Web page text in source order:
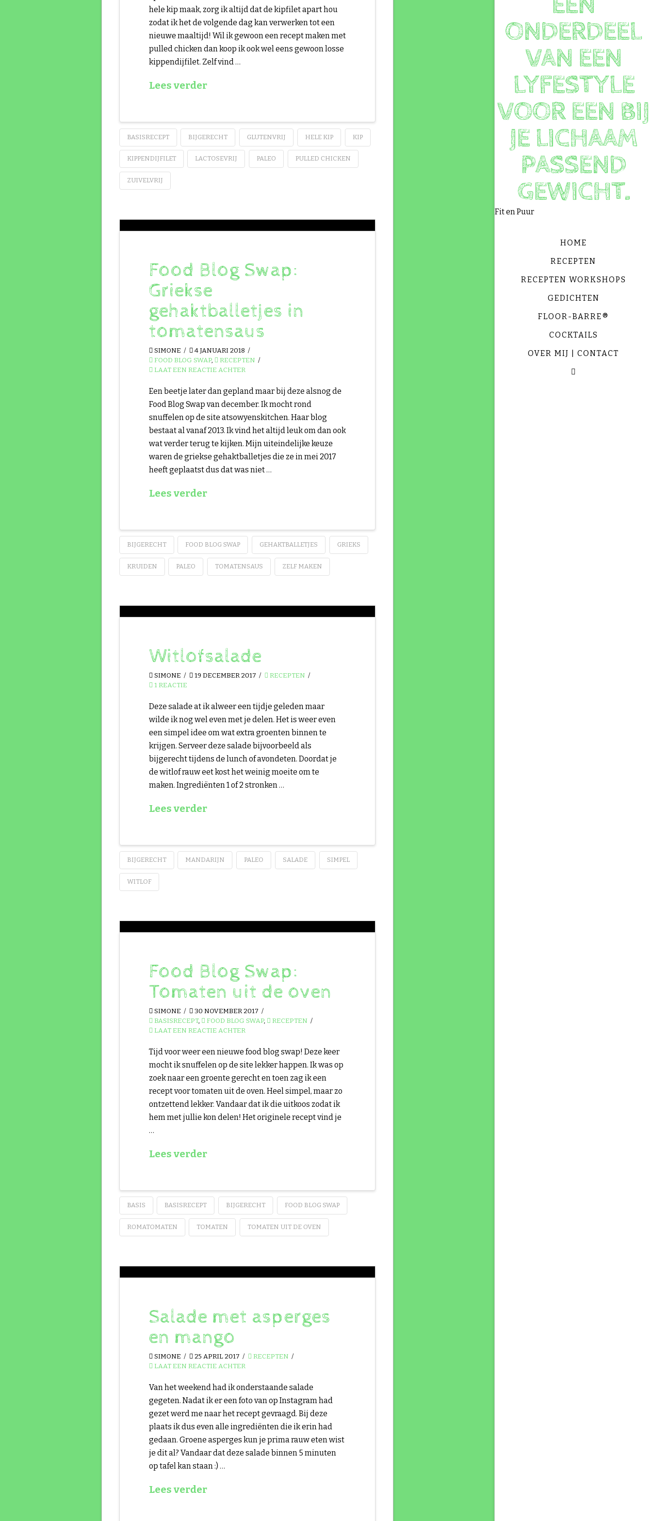
Fit en Puur
HOME
RECEPTEN
RECEPTEN WORKSHOPS
GEDICHTEN
FLOOR-BARRE®
COCKTAILS
OVER MIJ | CONTACT
hele kip maak, zorg ik altijd dat de kipfilet apart hou
zodat ik het de volgende dag kan verwerken tot een
nieuwe maaltijd! Wil ik gewoon een recept maken met
pulled chicken dan koop ik ook wel eens gewoon losse
kippendijfilet. Zelf vind …
Lees verder
BASISRECEPT BIJGERECHT GLUTENVRIJ HELE KIP KIP
KIPPENDIJFILET LACTOSEVRIJ PALEO PULLED CHICKEN
ZUIVELVRIJ
Food Blog Swap:
Griekse
gehaktballetjes in
tomatensaus
SIMONE
4 JANUARI 2018
FOOD BLOG SWAP,
RECEPTEN
LAAT EEN REACTIE ACHTER
Een beetje later dan gepland maar bij deze alsnog de
Food Blog Swap van december. Ik mocht rond
snuffelen op de site atsowyenskitchen. Haar blog
bestaat al vanaf 2013. Ik vind het altijd leuk om dan ook
wat verder terug te kijken. Mijn uiteindelijke keuze
waren de griekse gehaktballetjes die ze in mei 2017
heeft geplaatst dus dat was niet …
Lees verder
BIJGERECHT FOOD BLOG SWAP GEHAKTBALLETJES GRIEKS
KRUIDEN PALEO TOMATENSAUS ZELF MAKEN
Witlofsalade
SIMONE 19 DECEMBER 2017
RECEPTEN
1 REACTIE
Deze salade at ik alweer een tijdje geleden maar
wilde ik nog wel even met je delen. Het is weer even
een simpel idee om wat extra groenten binnen te
krijgen. Serveer deze salade bijvoorbeeld als
bijgerecht tijdens de lunch of avondeten. Doordat je
de witlof rauw eet kost het weinig moeite om te
maken. Ingrediënten 1 of 2 stronken …
Lees verder
BIJGERECHT MANDARIJN PALEO SALADE SIMPEL
WITLOF
Food Blog Swap:
Tomaten uit de oven
SIMONE
30 NOVEMBER 2017
BASISRECEPT, FOOD BLOG SWAP,
RECEPTEN
LAAT EEN REACTIE ACHTER
Tijd voor weer een nieuwe food blog swap! Deze keer
mocht ik snuffelen op de site lekker happen. Ik was op
zoek naar een groente gerecht en toen zag ik een
recept voor tomaten uit de oven. Heel simpel, maar zo
ontzettend lekker. Vandaar dat ik die uitkoos zodat ik
hem met jullie kon delen! Het originele recept vind je
…
Lees verder
BASIS BASISRECEPT BIJGERECHT FOOD BLOG SWAP
ROMATOMATEN TOMATEN TOMATEN UIT DE OVEN
Salade met asperges
en mango
SIMONE 25 APRIL 2017
RECEPTEN
LAAT EEN REACTIE ACHTER
Van het weekend had ik onderstaande salade
gegeten. Nadat ik er een foto van op Instagram had
gezet werd me naar het recept gevraagd. Bij deze
plaats ik dus even alle ingrediënten die ik erin had
gedaan. Groene asperges kun je prima rauw eten wist
je dit al? Vandaar dat deze salade binnen 5 minuten
op tafel kan staan :) …
Lees verder